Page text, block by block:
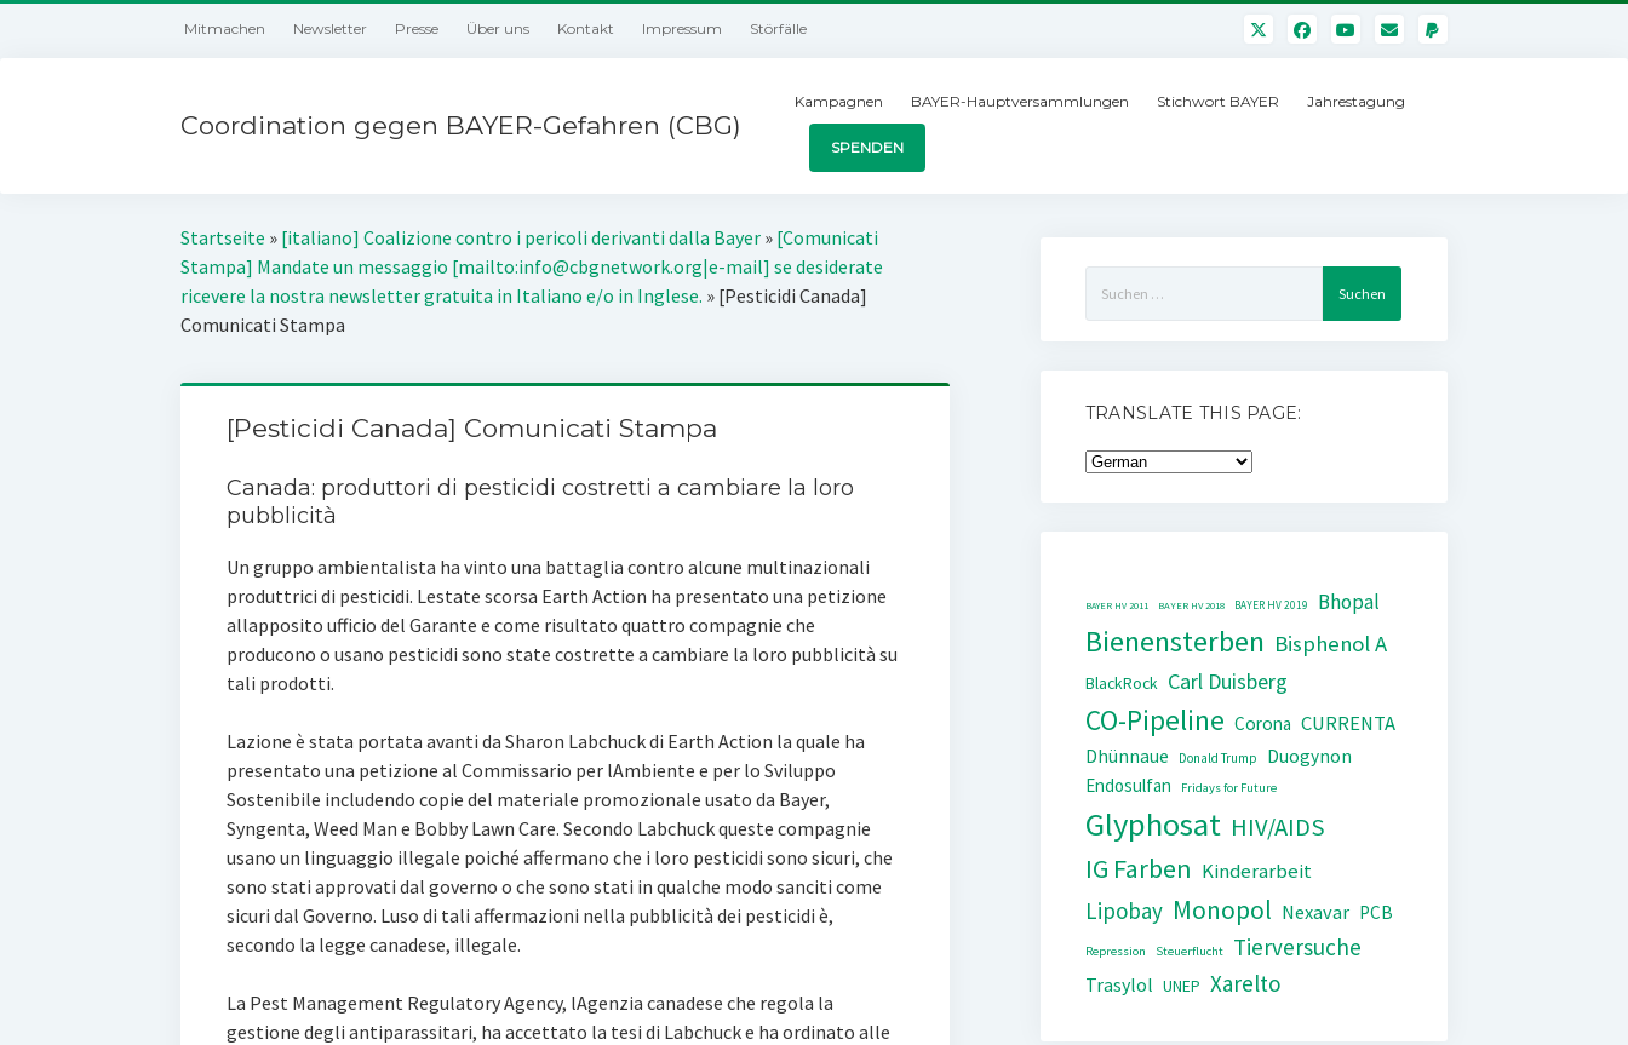
Mitmachen Newsletter Presse Über uns Kontakt Impressum Störfälle
Coordination gegen BAYER-Gefahren (CBG)
Kampagnen BAYER-Hauptversammlungen Stichwort BAYER Jahrestagung
SPENDEN
Startseite » [italiano] Coalizione contro i pericoli derivanti dalla Bayer » [Comunicati
Stampa] Mandate un messaggio [mailto:info@cbgnetwork.org|e-mail] se desiderate
ricevere la nostra newsletter gratuita in Italiano e/o in Inglese. » [Pesticidi Canada]
Comunicati Stampa
[Pesticidi Canada] Comunicati Stampa
Canada: produttori di pesticidi costretti a cambiare la loro
pubblicità
Un gruppo ambientalista ha vinto una battaglia contro alcune multinazionali
produttrici di pesticidi. Lestate scorsa Earth Action ha presentato una petizione
allapposito ufficio del Garante e come risultato quattro compagnie che
producono o usano pesticidi sono state costrette a cambiare la loro pubblicità su
tali prodotti.
Lazione è stata portata avanti da Sharon Labchuck di Earth Action la quale ha
presentato una petizione al Commissario per lAmbiente e per lo Sviluppo
Sostenibile includendo copie del materiale promozionale usato da Bayer,
Syngenta, Weed Man e Bobby Lawn Care. Secondo Labchuck queste compagnie
usano un linguaggio illegale poiché affermano che i loro pesticidi sono sicuri, che
sono stati approvati dal governo o che sono stati in qualche modo sanciti come
sicuri dal Governo. Luso di tali affermazioni nella pubblicità dei pesticidi è,
secondo la legge canadese, illegale.
La Pest Management Regulatory Agency, lAgenzia canadese che regola la
gestione degli antiparassitari, ha accettato la tesi di Labchuck e ha ordinato alle
nach:
TRANSLATE THIS PAGE:
BAYER HV 2011 BAYER HV 2018 BAYER HV 2019 Bhopal
Bienensterben Bisphenol A
BlackRock Carl Duisberg
CO-Pipeline Corona CURRENTA
Dhünnaue Donald Trump
Duogynon
Endosulfan
Fridays for Future
Glyphosat HIV/AIDS
IG Farben Kinderarbeit
Lipobay Monopol Nexavar PCB
Repression Steuerflucht Tierversuche
Trasylol UNEP Xarelto